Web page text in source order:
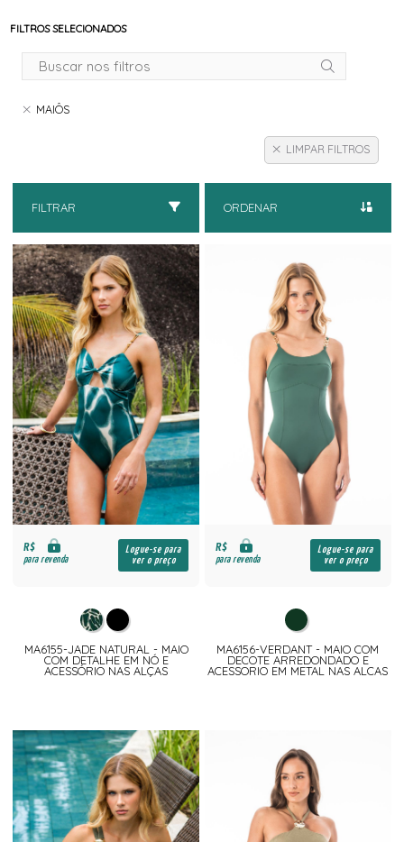
FILTROS SELECIONADOS
MAIÔS
LIMPAR FILTROS
FILTRAR ORDENAR
R$
para revenda
Logue-se para
ver o preço
MA6155-JADE NATURAL - MAIO
COM DETALHE EM NÓ E
ACESSÓRIO NAS ALÇAS
R$
para revenda
Logue-se para
ver o preço
MA6156-VERDANT - MAIO COM
DECOTE ARREDONDADO E
ACESSORIO EM METAL NAS ALCAS